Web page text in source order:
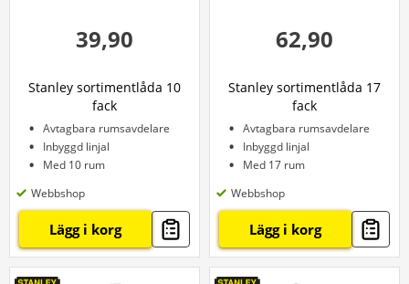
39,90
Stanley sortimentlåda 10
fack
Avtagbara rumsavdelare
Inbyggd linjal
Med 10 rum
Webbshop
Lägg i korg
62,90
Stanley sortimentlåda 17
fack
Avtagbara rumsavdelare
Inbyggd linjal
Med 17 rum
Webbshop
Lägg i korg